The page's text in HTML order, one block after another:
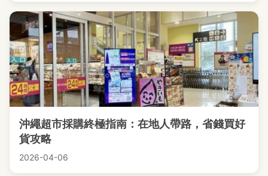
沖繩超市採購終極指南：在地人帶路，省錢買好
貨攻略
2026-04-06